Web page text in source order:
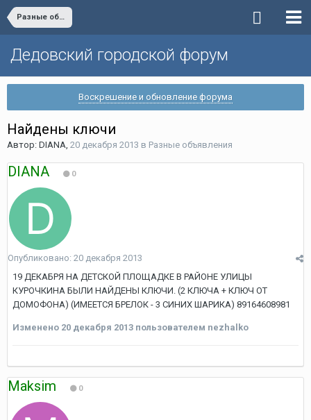
Разные объявления
Дедовский городской форум
Воскрешение и обновление форума
Найдены ключи
Автор: DIANA, 20 декабря 2013 в Разные объявления
DIANA 0
Опубликовано: 20 декабря 2013
19 ДЕКАБРЯ НА ДЕТСКОЙ ПЛОЩАДКЕ В РАЙОНЕ УЛИЦЫ
КУРОЧКИНА БЫЛИ НАЙДЕНЫ КЛЮЧИ. (2 КЛЮЧА + КЛЮЧ ОТ
ДОМОФОНА) (ИМЕЕТСЯ БРЕЛОК - 3 СИНИХ ШАРИКА) 89164608981
Изменено 20 декабря 2013 пользователем nezhalko
Maksim 0